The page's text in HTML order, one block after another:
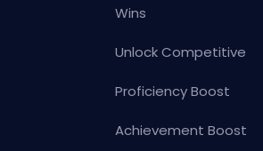
Wins
Unlock Competitive
Proficiency Boost
Achievement Boost